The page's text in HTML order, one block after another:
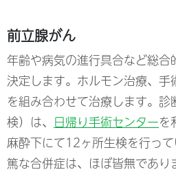
前立腺がん
年齢や病気の進行具合など総合
決定します。ホルモン治療、手
を組み合わせて治療します。
検）は、 日帰り手術センターを
麻酔下にて12ヶ所生検を行っ
篤な合併症は、ほぼ皆無であり